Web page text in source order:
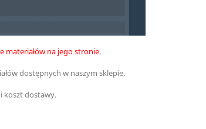
materiałów na jego stronie.
dostępnych w naszym sklepie.
koszt dostawy.